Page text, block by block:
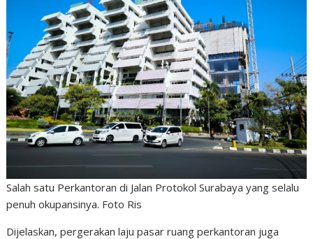
Salah satu Perkantoran di Jalan Protokol Surabaya yang selalu
penuh okupansinya. Foto Ris
Dijelaskan, pergerakan laju pasar ruang perkantoran juga